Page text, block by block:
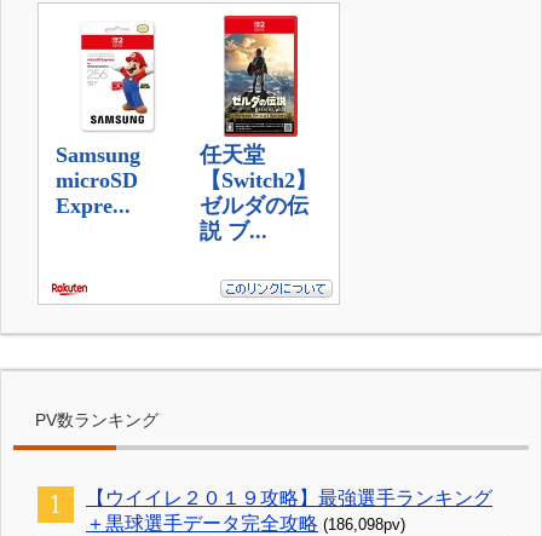
PV数ランキング
【ウイイレ２０１９攻略】最強選手ランキング
＋黒球選手データ完全攻略 (186,098pv)